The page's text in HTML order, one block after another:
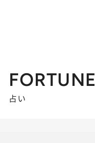
FORTUNE
占い